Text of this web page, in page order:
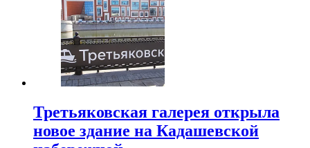
Третьяковская галерея открыла
новое здание на Кадашевской